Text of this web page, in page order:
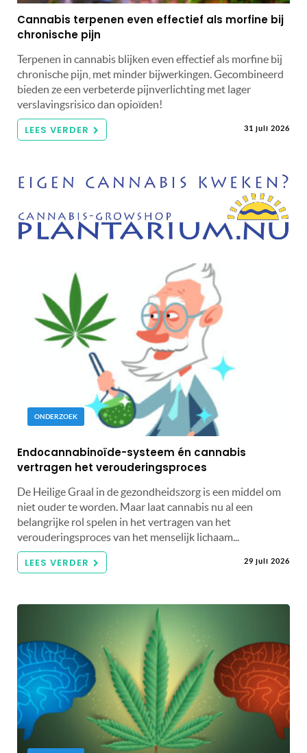
Cannabis terpenen even effectief als morfine bij
chronische pijn
Terpenen in cannabis blijken even effectief als morfine bij
chronische pijn, met minder bijwerkingen. Gecombineerd
bieden ze een verbeterde pijnverlichting met lager
verslavingsrisico dan opioïden!
LEES VERDER 31 juli 2026
ONDERZOEK
Endocannabinoïde-systeem én cannabis
vertragen het verouderingsproces
De Heilige Graal in de gezondheidszorg is een middel om
niet ouder te worden. Maar laat cannabis nu al een
belangrijke rol spelen in het vertragen van het
verouderingsproces van het menselijk lichaam...
LEES VERDER 29 juli 2026